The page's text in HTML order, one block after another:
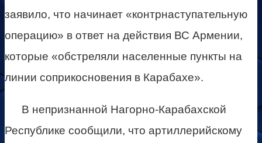
заявило, что начинает «контрнаступательную
операцию» в ответ на действия ВС Армении,
которые «обстреляли населенные пункты на
линии соприкосновения в Карабахе».
В непризнанной Нагорно-Карабахской
Республике сообщили, что артиллерийскому